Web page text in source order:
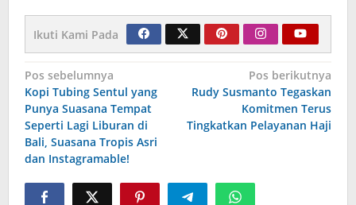
Ikuti Kami Pada
Navigasi
pos
Pos sebelumnya
Kopi Tubing Sentul yang
Punya Suasana Tempat
Seperti Lagi Liburan di
Bali, Suasana Tropis Asri
dan Instagramable!
Pos berikutnya
Rudy Susmanto Tegaskan
Komitmen Terus
Tingkatkan Pelayanan Haji